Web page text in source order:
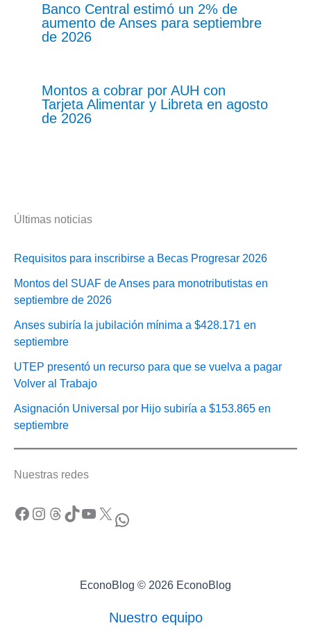
Banco Central estimó un 2% de
aumento de Anses para septiembre
de 2026
Montos a cobrar por AUH con
Tarjeta Alimentar y Libreta en agosto
de 2026
Últimas noticias
Requisitos para inscribirse a Becas Progresar 2026
Montos del SUAF de Anses para monotributistas en
septiembre de 2026
Anses subiría la jubilación mínima a $428.171 en
septiembre
UTEP presentó un recurso para que se vuelva a pagar
Volver al Trabajo
Asignación Universal por Hijo subiría a $153.865 en
septiembre
Nuestras redes
Facebook Instagram Threads TikTok YouTube X WhatsApp
EconoBlog © 2026 EconoBlog
Nuestro equipo